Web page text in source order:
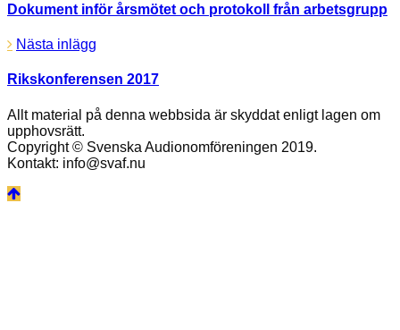
Dokument inför årsmötet och protokoll från arbetsgrupp
Nästa inlägg
Rikskonferensen 2017
Allt material på denna webbsida är skyddat enligt lagen om
upphovsrätt.
Copyright © Svenska Audionomföreningen 2019.
Kontakt: info@svaf.nu